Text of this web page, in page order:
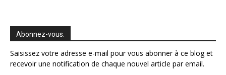
Abonnez-vous.
Saisissez votre adresse e-mail pour vous abonner à ce blog et
recevoir une notification de chaque nouvel article par email.